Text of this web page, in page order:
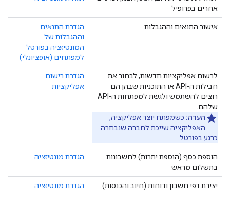
אחרים בפרופיל
אישור התנאים וההגבלות
הגדרת התנאים
וההגבלות של
המונטיזציה בפורטל
למפתחים (אופציונלי)
לרשום אפליקציות חדשות, לבחור את
חבילות ה-API או התוכניות שבהן הם
רוצים להשתמש ולגשת למפתחות ה-API
שלהם.
הערה: כשמפתח יוצר אפליקציה,
האפליקציה שייכת לחברה שנבחרה
כרגע בפורטל.
הגדרת רישום
אפליקציות
הוספת כסף (הוספת יתרות) לחשבונות
בתשלום מראש
הגדרת מונטיזציה
יצירת דפי חשבון ודוחות (חיוב והכנסות) הגדרת מונטיזציה